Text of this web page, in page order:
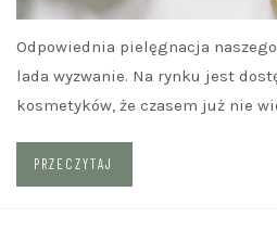
Odpowiednia pielęgnacja
lada wyzwanie. Na rynku jest
kosmetyków, że czasem już nie
PRZECZYTAJ